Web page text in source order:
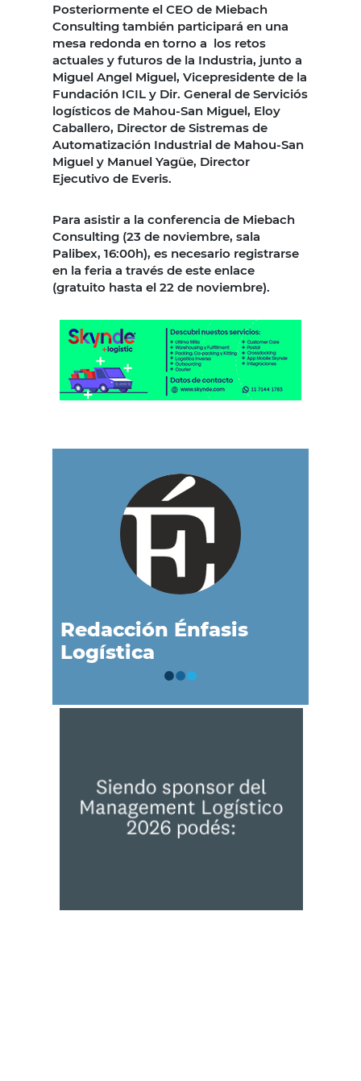
Posteriormente el CEO de Miebach
Consulting también participará en una
mesa redonda en torno a los retos
actuales y futuros de la Industria, junto a
Miguel Angel Miguel, Vicepresidente de la
Fundación ICIL y Dir. General de Serviciós
logísticos de Mahou-San Miguel, Eloy
Caballero, Director de Sistremas de
Automatización Industrial de Mahou-San
Miguel y Manuel Yagüe, Director
Ejecutivo de Everis.
Para asistir a la conferencia de Miebach
Consulting (23 de noviembre, sala
Palibex, 16:00h), es necesario registrarse
en la feria a través de este enlace
(gratuito hasta el 22 de noviembre).
Redacción Énfasis
Logística